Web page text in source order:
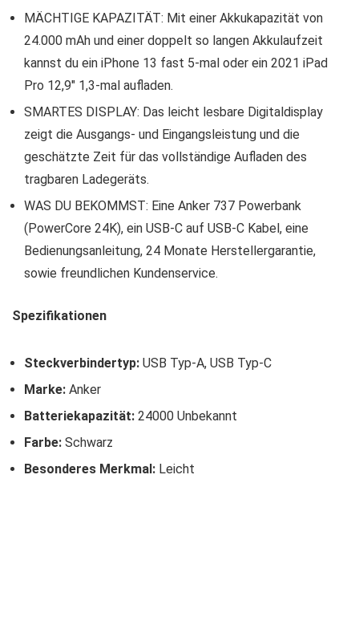
MÄCHTIGE KAPAZITÄT: Mit einer Akkukapazität von
24.000 mAh und einer doppelt so langen Akkulaufzeit
kannst du ein iPhone 13 fast 5-mal oder ein 2021 iPad
Pro 12,9″ 1,3-mal aufladen.
SMARTES DISPLAY: Das leicht lesbare Digitaldisplay
zeigt die Ausgangs- und Eingangsleistung und die
geschätzte Zeit für das vollständige Aufladen des
tragbaren Ladegeräts.
WAS DU BEKOMMST: Eine Anker 737 Powerbank
(PowerCore 24K), ein USB-C auf USB-C Kabel, eine
Bedienungsanleitung, 24 Monate Herstellergarantie,
sowie freundlichen Kundenservice.
Spezifikationen
Steckverbindertyp: USB Typ-A, USB Typ-C
Marke: Anker
Batteriekapazität: 24000 Unbekannt
Farbe: Schwarz
Besonderes Merkmal: Leicht